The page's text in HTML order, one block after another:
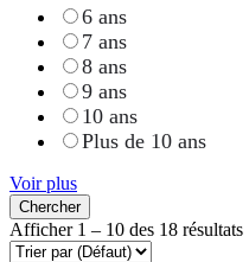
6 ans
7 ans
8 ans
9 ans
10 ans
Plus de 10 ans
Voir plus
Chercher
Afficher 1 – 10 des 18 résultats